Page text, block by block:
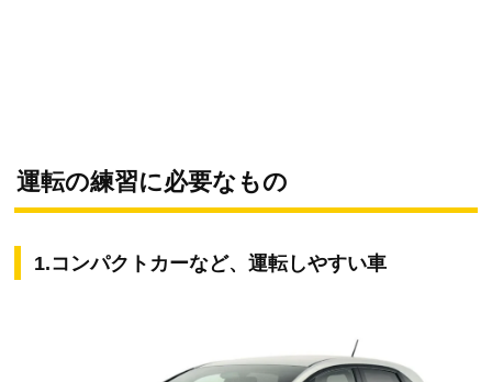
運転の練習に必要なもの
1.コンパクトカーなど、運転しやすい車